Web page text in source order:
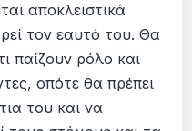
αποκλειστικά
τον εαυτό του. Θα
παίζουν ρόλο και
οπότε θα πρέπει
του και να